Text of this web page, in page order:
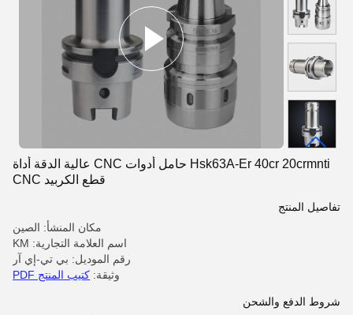
Hsk63A-Er 40cr 20crmnti حامل أدوات CNC عالية الدقة أداة
قطع الكربيد CNC
تفاصيل المنتج
مكان المنشأ: الصين
اسم العلامة التجارية: KM
رقم الموديل: بي تي-إي آر
وثيقة: كتيب المنتج PDF
شروط الدفع والشحن